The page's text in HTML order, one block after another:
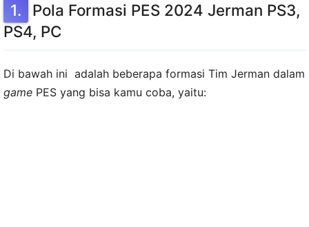
Pola Formasi PES 2024 Jerman PS3,
PS4, PC
Di bawah ini adalah beberapa formasi Tim Jerman dalam
game PES yang bisa kamu coba, yaitu: